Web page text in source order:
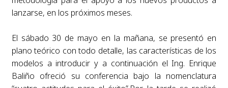
lanzarse, en los próximos meses.
El sábado 30 de mayo en la mañana, se presentó en
plano teórico con todo detalle, las características de los
modelos a introducir y a continuación el Ing. Enrique
Baliño ofreció su conferencia bajo la nomenclatura